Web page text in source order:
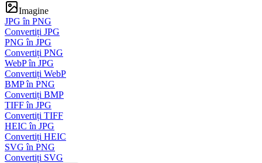
Imagine
JPG în PNG
Convertiți JPG
PNG în JPG
Convertiți PNG
WebP în JPG
Convertiți WebP
BMP în PNG
Convertiți BMP
TIFF în JPG
Convertiți TIFF
HEIC în JPG
Convertiți HEIC
SVG în PNG
Convertiți SVG